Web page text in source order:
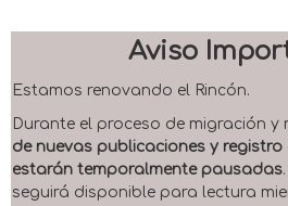
Aviso
Estamos renovando el Rincón.
Durante el proceso de migración y
de nuevas publicaciones y
estarán temporalmente pausadas
seguirá disponible para lectura